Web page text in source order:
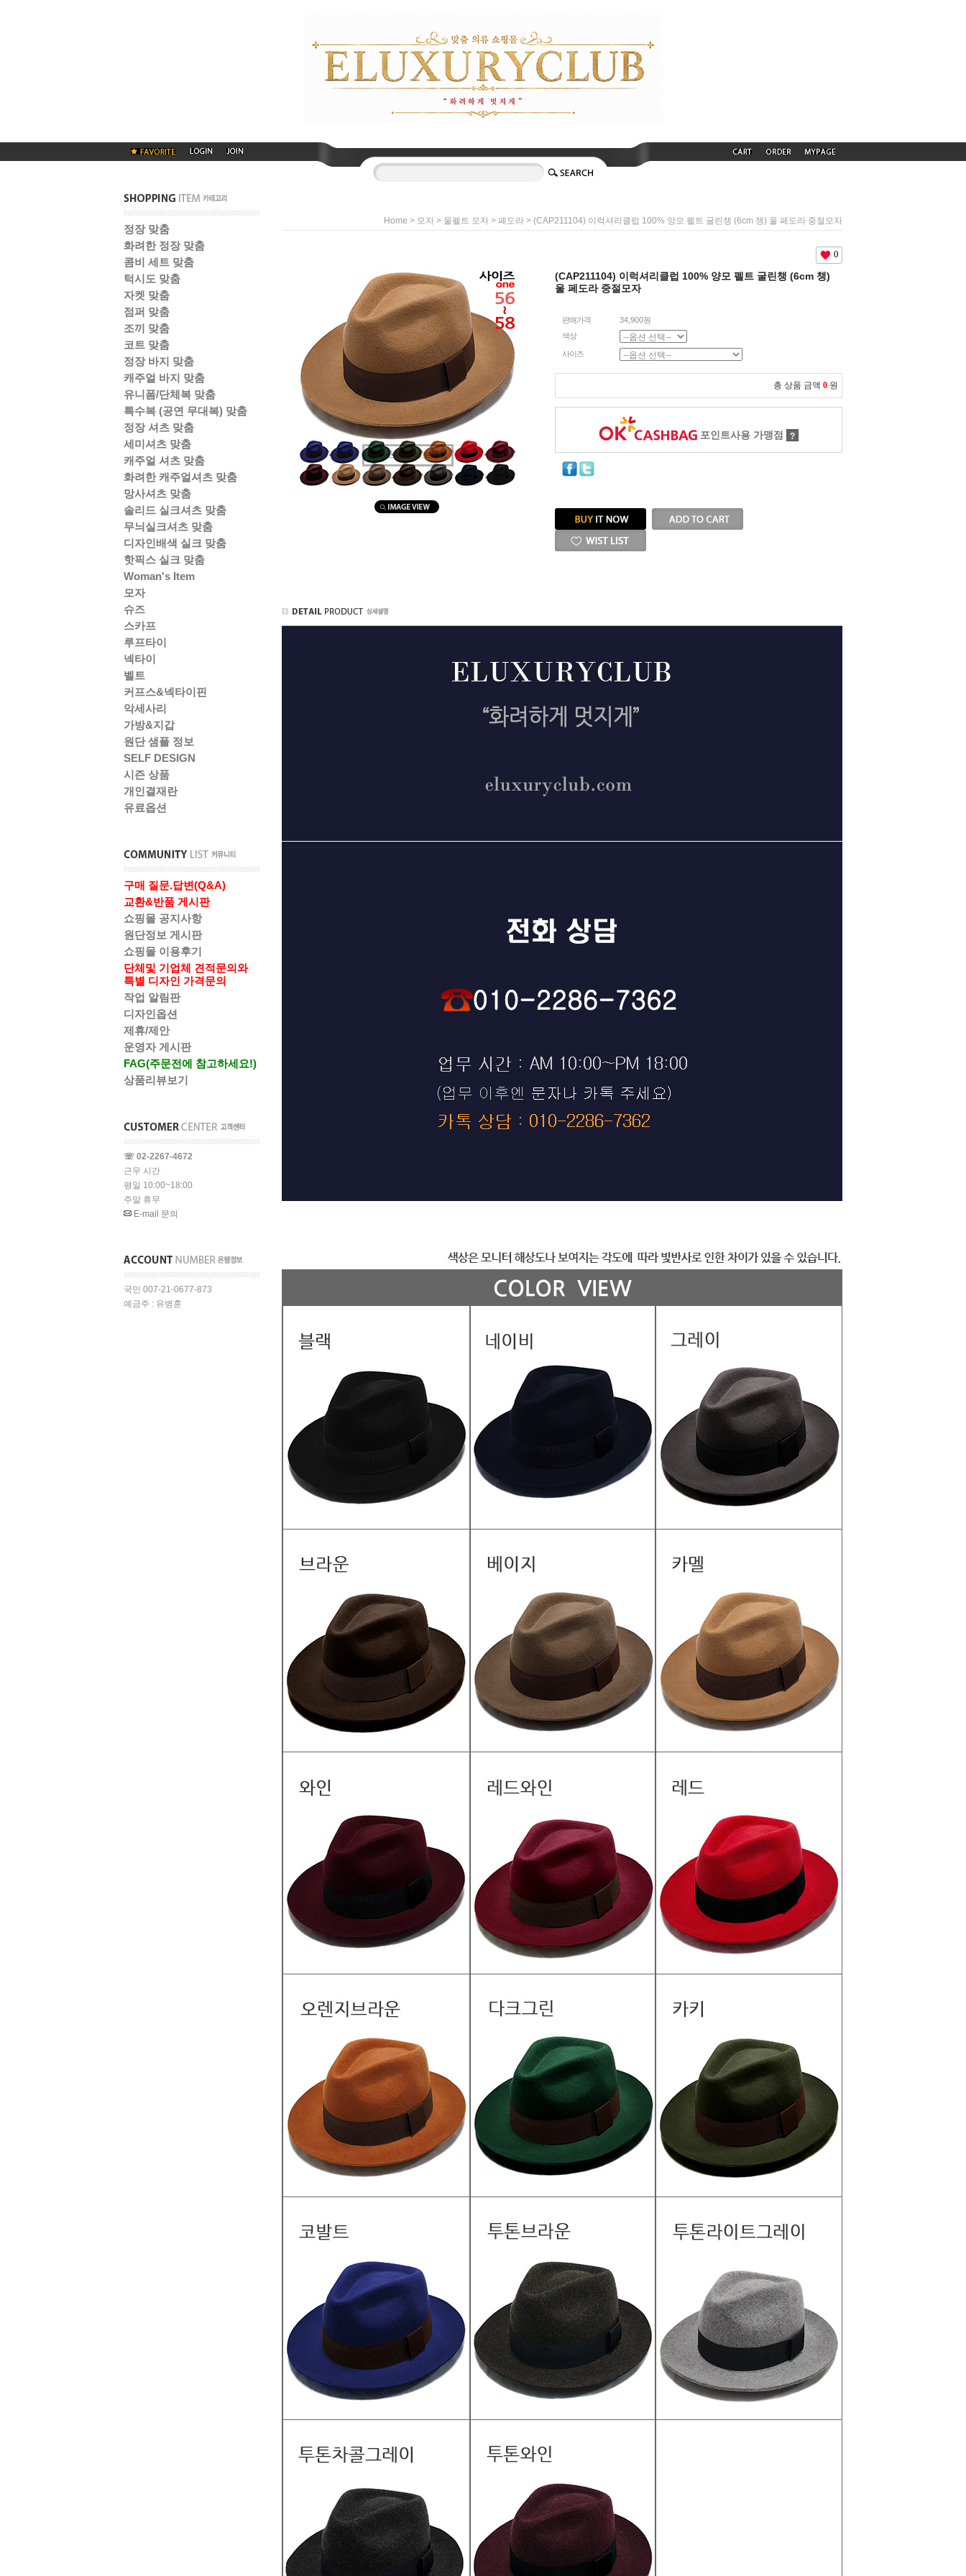
정장 맞춤
화려한 정장 맞춤
콤비 세트 맞춤
턱시도 맞춤
자켓 맞춤
점퍼 맞춤
조끼 맞춤
코트 맞춤
정장 바지 맞춤
캐주얼 바지 맞춤
유니폼/단체복 맞춤
특수복 (공연 무대복) 맞춤
정장 셔츠 맞춤
세미셔츠 맞춤
캐주얼 셔츠 맞춤
화려한 캐주얼셔츠 맞춤
망사셔츠 맞춤
솔리드 실크셔츠 맞춤
무늬실크셔츠 맞춤
디자인배색 실크 맞춤
핫픽스 실크 맞춤
Woman's Item
모자
슈즈
스카프
루프타이
넥타이
벨트
커프스&넥타이핀
악세사리
가방&지갑
원단 샘플 정보
SELF DESIGN
시즌 상품
개인결재란
유료옵션
구매 질문.답변(Q&A)
교환&반품 게시판
쇼핑몰 공지사항
원단정보 게시판
쇼핑몰 이용후기
단체및 기업체 견적문의와
특별 디자인 가격문의
작업 알림판
디자인옵션
제휴/제안
운영자 게시판
FAG(주문전에 참고하세요!)
상품리뷰보기
☏ 02-2267-4672
근무 시간
평일 10:00~18:00
주말 휴무
E-mail 문의
국민 007-21-0677-873
예금주 : 유병훈
Home > 모자 > 울펠트 모자 > 페도라 > (CAP211104) 이럭셔리클럽 100% 양모 펠트 굴린챙 (6cm 챙) 울 페도라 중절모자
마우스를 올려보세요
0
(CAP211104) 이럭셔리클럽 100% 양모 펠트 굴린챙 (6cm 챙)
울 페도라 중절모자
판매가격
34,900원
색상
사이즈
총 상품 금액 0 원
포인트사용 가맹점 ?